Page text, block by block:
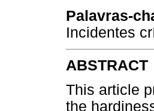
Palavras-
Incidentes
ABSTRACT
This article
the